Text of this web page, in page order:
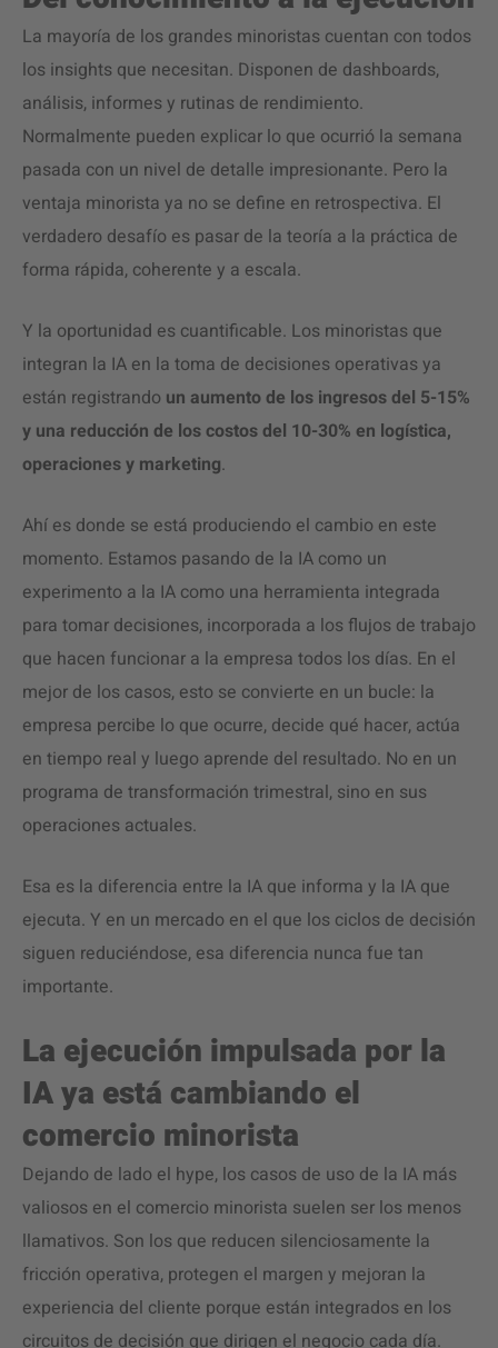
La mayoría de los grandes minoristas cuentan con todos
los insights que necesitan. Disponen de dashboards,
análisis, informes y rutinas de rendimiento.
Normalmente pueden explicar lo que ocurrió la semana
pasada con un nivel de detalle impresionante. Pero la
ventaja minorista ya no se define en retrospectiva. El
verdadero desafío es pasar de la teoría a la práctica de
forma rápida, coherente y a escala.
Y la oportunidad es cuantificable. Los minoristas que
integran la IA en la toma de decisiones operativas ya
están registrando un aumento de los ingresos del 5-15%
y una reducción de los costos del 10-30% en logística,
operaciones y marketing.
Ahí es donde se está produciendo el cambio en este
momento. Estamos pasando de la IA como un
experimento a la IA como una herramienta integrada
para tomar decisiones, incorporada a los flujos de trabajo
que hacen funcionar a la empresa todos los días. En el
mejor de los casos, esto se convierte en un bucle: la
empresa percibe lo que ocurre, decide qué hacer, actúa
en tiempo real y luego aprende del resultado. No en un
programa de transformación trimestral, sino en sus
operaciones actuales.
Esa es la diferencia entre la IA que informa y la IA que
ejecuta. Y en un mercado en el que los ciclos de decisión
siguen reduciéndose, esa diferencia nunca fue tan
importante.
La ejecución impulsada por la
IA ya está cambiando el
comercio minorista
Dejando de lado el hype, los casos de uso de la IA más
valiosos en el comercio minorista suelen ser los menos
llamativos. Son los que reducen silenciosamente la
fricción operativa, protegen el margen y mejoran la
experiencia del cliente porque están integrados en los
circuitos de decisión que dirigen el negocio cada día.